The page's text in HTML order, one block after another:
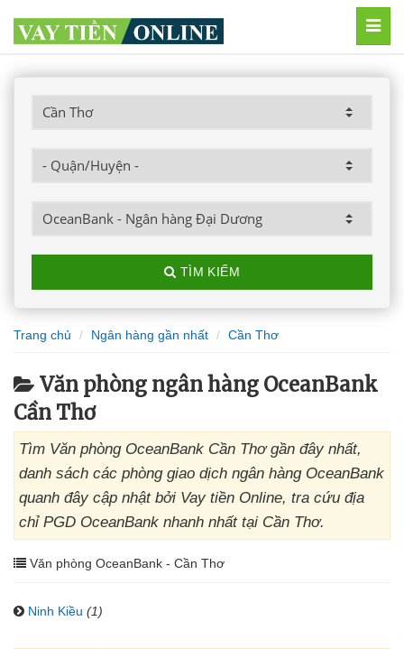
TÌM KIẾM
Trang chủ Ngân hàng gần nhất Cần Thơ
Văn phòng ngân hàng OceanBank
Cần Thơ
Tìm Văn phòng OceanBank Cần Thơ gần đây nhất,
danh sách các phòng giao dịch ngân hàng OceanBank
quanh đây cập nhật bởi Vay tiền Online, tra cứu địa
chỉ PGD OceanBank nhanh nhất tại Cần Thơ.
Văn phòng OceanBank - Cần Thơ
Ninh Kiều (1)